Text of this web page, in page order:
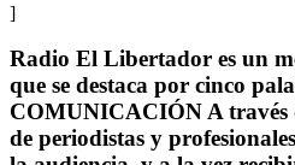
]
Radio El Libertador es un
que se destaca por cinco
COMUNICACIÓN A través
de periodistas y